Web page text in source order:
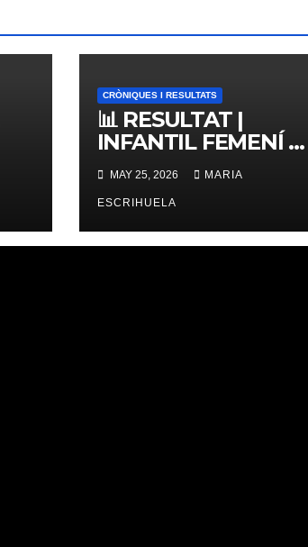
CRÒNIQUES I RESULTATS
📊 RESULTAT |
INFANTIL FEMENÍ 1ª
ZONAL 📊
MAY 25, 2026 MARIA
ESCRIHUELA